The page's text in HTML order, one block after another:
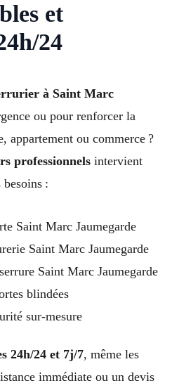
et
24
à Saint Marc
ou pour renforcer la
appartement ou commerce ?
professionnels intervient
:
Saint Marc Jaumegarde
Saint Marc Jaumegarde
Saint Marc Jaumegarde
blindées
sur-mesure
24h/24 et 7j/7, même les
immédiate ou un devis